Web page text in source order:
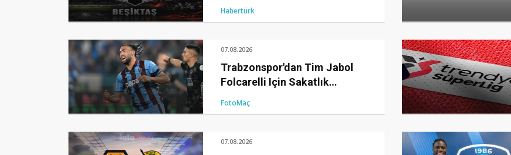
Habertürk
07.08.2026
Trabzonspor'dan Tim Jabol
Folcarelli Için Sakatlık
FotoMaç
07.08.2026